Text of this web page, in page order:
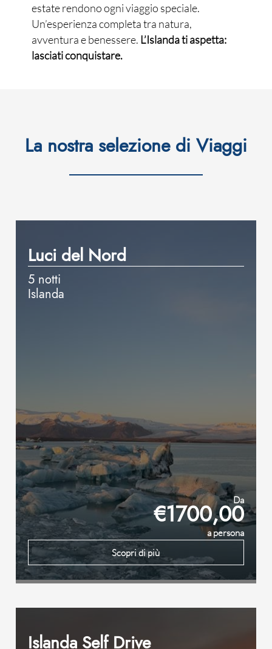
estate rendono ogni viaggio speciale.
Un’esperienza completa tra natura,
avventura e benessere. L’Islanda ti aspetta:
lasciati conquistare.
La nostra selezione di Viaggi
Luci del Nord
5 notti
Islanda
Da
€1700,00
a persona
Scopri di più
Islanda Self Drive